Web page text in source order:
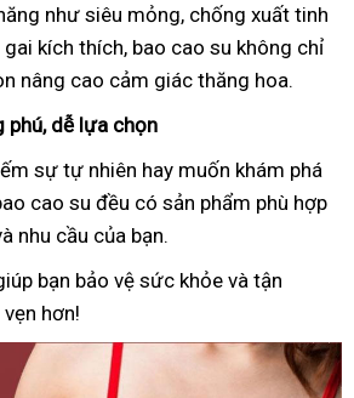
như siêu mỏng, chống xuất tinh
kích thích, bao cao su không chỉ
nâng cao cảm giác thăng hoa.
phú, dễ lựa chọn
sự tự nhiên hay muốn khám phá
cao su đều có sản phẩm phù hợp
nhu cầu của bạn.
bạn bảo vệ sức khỏe và tận
hơn!